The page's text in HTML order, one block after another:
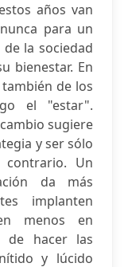
años van
para un
la sociedad
bienestar. En
de los
el "estar".
sugiere
y ser sólo
Un
da más
implanten
menos en
de hacer las
y lúcido